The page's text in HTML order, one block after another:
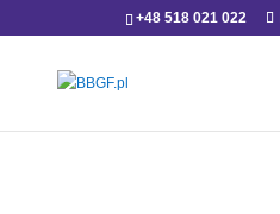
+48 518 021 022